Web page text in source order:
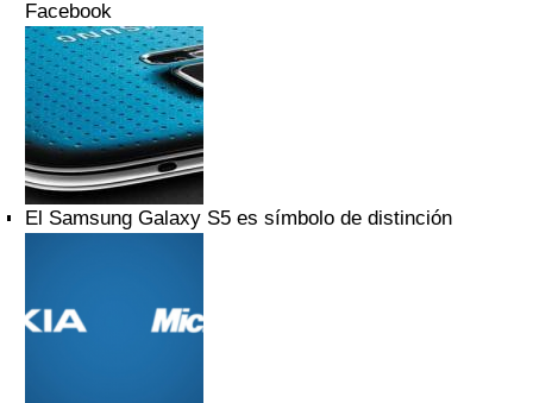
Facebook
El Samsung Galaxy S5 es símbolo de distinción